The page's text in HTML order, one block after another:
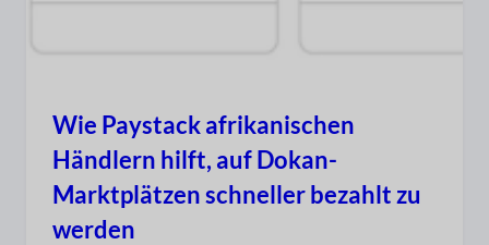
Wie Paystack afrikanischen
Händlern hilft, auf Dokan-
Marktplätzen schneller bezahlt zu
werden